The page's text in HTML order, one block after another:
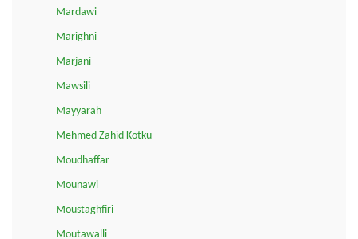
Mardawi
Marighni
Marjani
Mawsili
Mayyarah
Mehmed Zahid Kotku
Moudhaffar
Mounawi
Moustaghfiri
Moutawalli